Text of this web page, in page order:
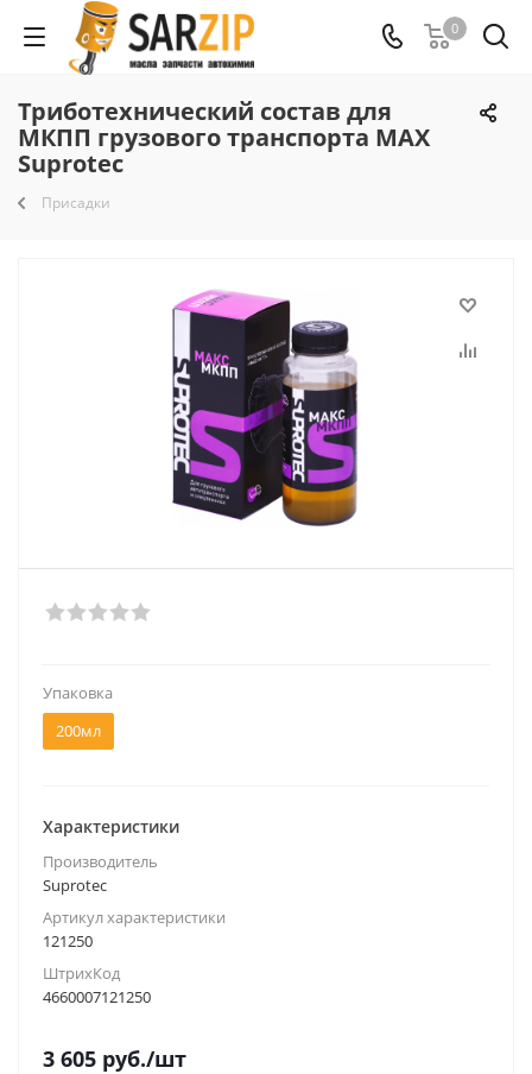
0
Триботехнический состав для
МКПП грузового транспорта MAX
Suprotec
Присадки
Упаковка
200мл
Характеристики
Производитель
Suprotec
Артикул характеристики
121250
ШтрихКод
4660007121250
3 605 руб./шт